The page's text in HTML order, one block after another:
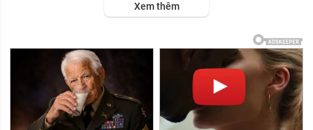
▶ Xem danh sách phát Full tập tại đây:
Xem thêm